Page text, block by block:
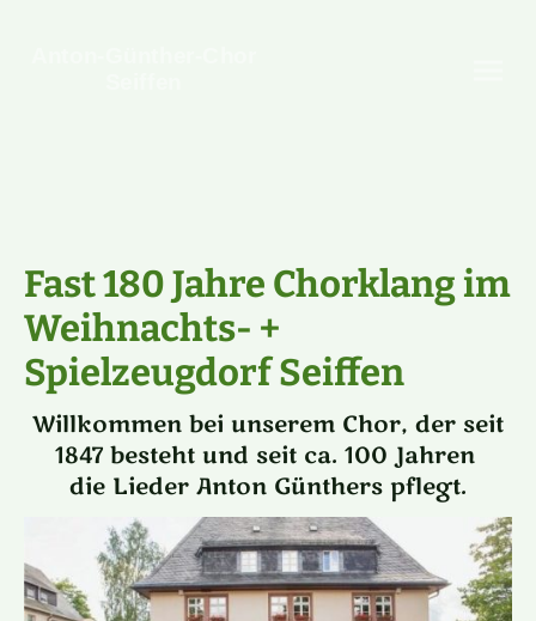
Fast 180 Jahre Chorklang im
Weihnachts- +
Spielzeugdorf Seiffen
Willkommen bei unserem Chor, der seit
1847 besteht und seit ca. 100 Jahren
die Lieder Anton Günthers pflegt.